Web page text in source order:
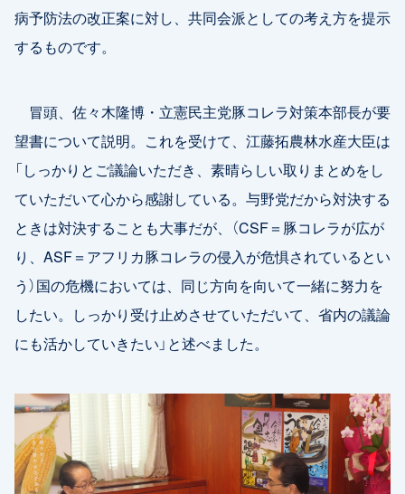
病予防法の改正案に対し、共同会派としての考え方を提示
するものです。
冒頭、佐々木隆博・立憲民主党豚コレラ対策本部長が要
望書について説明。これを受けて、江藤拓農林水産大臣は
「しっかりとご議論いただき、素晴らしい取りまとめをし
ていただいて心から感謝している。与野党だから対決する
ときは対決することも大事だが、（CSF＝豚コレラが広が
り、ASF＝アフリカ豚コレラの侵入が危惧されているとい
う）国の危機においては、同じ方向を向いて一緒に努力を
したい。しっかり受け止めさせていただいて、省内の議論
にも活かしていきたい」と述べました。